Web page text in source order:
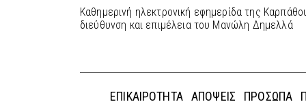
Καθημερινή ηλεκτρονική εφημερίδα της
διεύθυνση και επιμέλεια του Μανώλη Δημελλά
ΕΠΙΚΑΙΡΌΤΗΤΑ ΑΠΌΨΕΙΣ ΠΡΌΣΩΠΑ